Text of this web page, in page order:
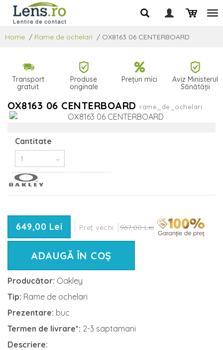
Home / Rame de ochelari / OX8163 06 CENTERBOARD
Transport
gratuit
Produse
originale
Prețuri mici
Aviz Ministerul
Sănătății
OX8163 06 CENTERBOARD rame_de_ochelari
Cantitate
649,00 Lei Preț vechi: 967,00 Lei
ADAUGĂ ÎN COȘ
Producător: Oakley
Tip: Rame de ochelari
Prezentare: buc
Termen de livrare*: 2-3 saptamani
Descriere: